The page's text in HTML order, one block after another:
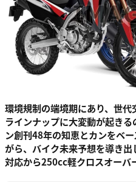
環境規制の端境期にあり、世代
ラインナップに大変動が起き
ン創刊48年の知恵とカンをベ
がら、バイク未来予想を導き
対応から250cc軽クロスオーバ